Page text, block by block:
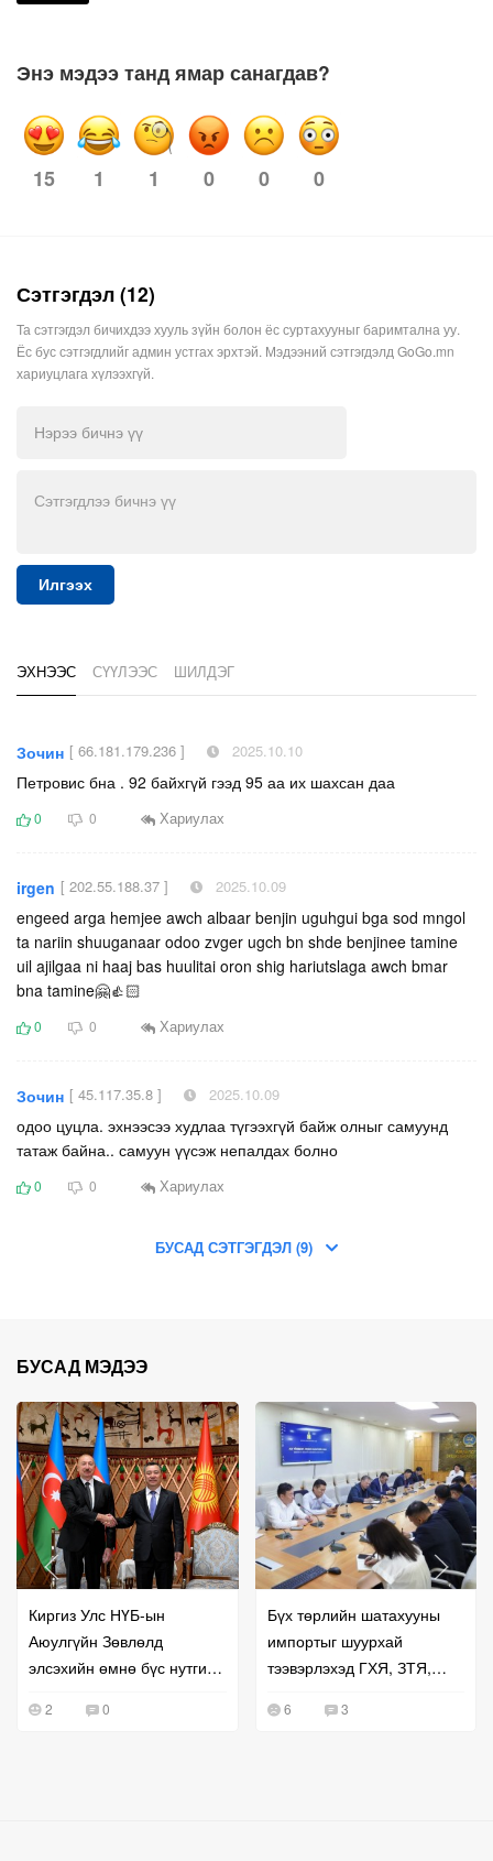
Энэ мэдээ танд ямар санагдав?
15 1 1 0 0 0
Сэтгэгдэл (12)
Та сэтгэгдэл бичихдээ хууль зүйн болон ёс суртахууныг баримтална уу.
Ёс бус сэтгэгдлийг админ устгах эрхтэй. Мэдээний сэтгэгдэлд GoGo.mn
хариуцлага хүлээхгүй.
Илгээх
ЭХНЭЭС СҮҮЛЭЭС ШИЛДЭГ
Зочин [ 66.181.179.236 ] 2025.10.10
Петровис бна . 92 байхгүй гээд 95 аа их шахсан даа
0 0 Хариулах
irgen [ 202.55.188.37 ] 2025.10.09
engeed arga hemjee awch albaar benjin uguhgui bga sod mngol
ta nariin shuuganaar odoo zvger ugch bn shde benjinee tamine
uil ajilgaa ni haaj bas huulitai oron shig hariutslaga awch bmar
bna tamine🤗👍🏻
0 0 Хариулах
Зочин [ 45.117.35.8 ] 2025.10.09
одоо цуцла. эхнээсээ худлаа түгээхгүй байж олныг самуунд
татаж байна.. самуун үүсэж непалдах болно
0 0 Хариулах
БУСАД СЭТГЭГДЭЛ (9)
БУСАД МЭДЭЭ
Киргиз Улс НҮБ-ын
Аюулгүйн Зөвлөлд
элсэхийн өмнө бүс нутгийн
эрчимжүүллээ
2 0
Бүх төрлийн шатахууны
импортыг шуурхай
тээвэрлэхэд ГХЯ, ЗТЯ,
6 3